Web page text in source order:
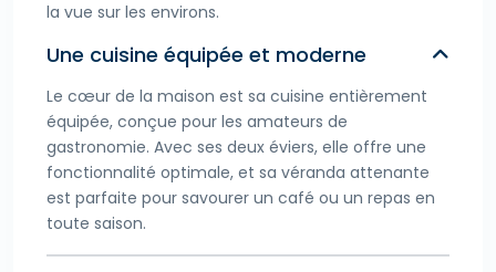
la vue sur les environs.
Une cuisine équipée et moderne
Le cœur de la maison est sa cuisine entièrement
équipée, conçue pour les amateurs de
gastronomie. Avec ses deux éviers, elle offre une
fonctionnalité optimale, et sa véranda attenante
est parfaite pour savourer un café ou un repas en
toute saison.